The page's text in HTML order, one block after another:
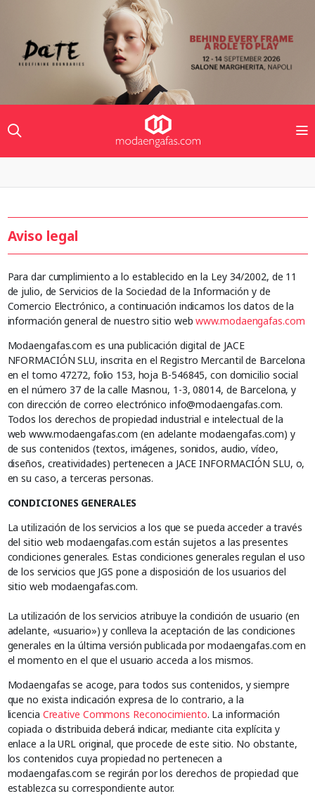
Aviso legal
Para dar cumplimiento a lo establecido en la Ley 34/2002, de 11
de julio, de Servicios de la Sociedad de la Información y de
Comercio Electrónico, a continuación indicamos los datos de la
información general de nuestro sitio webwww.modaengafas.com
Modaengafas.com es una publicación digital de JACE
NFORMACIÓN SLU, inscrita en el Registro Mercantil de Barcelona
en el tomo 47272, folio 153, hoja B-546845, con domicilio social
en el número 37 de la calle Masnou, 1-3, 08014, de Barcelona, y
con dirección de correo electrónico info@modaengafas.com.
Todos los derechos de propiedad industrial e intelectual de la
web www.modaengafas.com (en adelante modaengafas.com) y
de sus contenidos (textos, imágenes, sonidos, audio, vídeo,
diseños, creatividades) pertenecen a JACE INFORMACIÓN SLU, o,
en su caso, a terceras personas.
CONDICIONES GENERALES
La utilización de los servicios a los que se pueda acceder a través
del sitio web modaengafas.com están sujetos a las presentes
condiciones generales. Estas condiciones generales regulan el uso
de los servicios que JGS pone a disposición de los usuarios del
sitio web modaengafas.com.
La utilización de los servicios atribuye la condición de usuario (en
adelante, «usuario») y conlleva la aceptación de las condiciones
generales en la última versión publicada por modaengafas.com en
el momento en el que el usuario acceda a los mismos.
Modaengafas se acoge, para todos sus contenidos, y siempre
que no exista indicación expresa de lo contrario, a la
licencia Creative Commons Reconocimiento. La información
copiada o distribuida deberá indicar, mediante cita explícita y
enlace a la URL original, que procede de este sitio. No obstante,
los contenidos cuya propiedad no pertenecen a
modaengafas.com se regirán por los derechos de propiedad que
establezca su correspondiente autor.